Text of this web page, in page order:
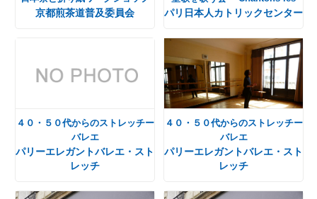
京都煎茶道普及委員会 パリ日本人カトリックセンター
４０・５０代からのストレッチー
バレエ
パリーエレガントバレエ・スト
レッチ
４０・５０代からのストレッチー
バレエ
パリーエレガントバレエ・スト
レッチ